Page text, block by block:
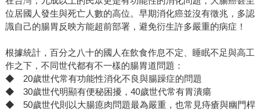
位居國人發生與死亡人數的高位。早期消化癌並沒有徵兆，多認
識自己的腸胃反映方能超前部署，避免衍生許多嚴重的病症！
根據統計，百分之八十的國人在飲食作息不定、睡眠不足與高工
作之下，不同世代都有不一樣的腸胃道問題：
◆ 20歲世代常有功能性消化不良與腸躁症的問題
◆ 30歲世代明顯有便秘困擾，40歲世代常有胃潰瘍
◆ 50歲世代則以大腸瘜肉問題最為嚴重，也常見痔瘡與幽門桿